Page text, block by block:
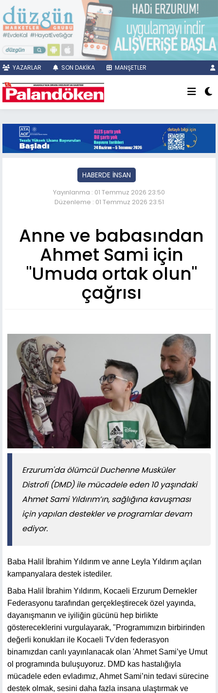
YAZARLAR SON DAKİKA MANŞETLER
HABERDE İNSAN
Yayınlanma : 01 Temmuz 2026 23:50
Düzenleme : 01 Temmuz 2026 23:51
Anne ve babasından
Ahmet Sami için
"Umuda ortak olun"
çağrısı
Erzurum'da ölümcül Duchenne Musküler
Distrofi (DMD) ile mücadele eden 10 yaşındaki
Ahmet Sami Yıldırım’ın, sağlığına kavuşması
için yapılan destekler ve programlar devam
ediyor.
Baba Halil İbrahim Yıldırım ve anne Leyla Yıldırım açılan
kampanyalara destek istediler.
Baba Halil İbrahim Yıldırım, Kocaeli Erzurum Dernekler
Federasyonu tarafından gerçekleştirecek özel yayında,
dayanışmanın ve iyiliğin gücünü hep birlikte
göstereceklerini vurgulayarak, "Programımızın birbirinden
değerli konukları ile Kocaeli Tv'den federasyon
binamızdan canlı yayınlanacak olan 'Ahmet Sami’ye Umut
ol programında buluşuyoruz. DMD kas hastalığıyla
mücadele eden evladımız, Ahmet Sami’nin tedavi sürecine
destek olmak, sesini daha fazla insana ulaştırmak ve